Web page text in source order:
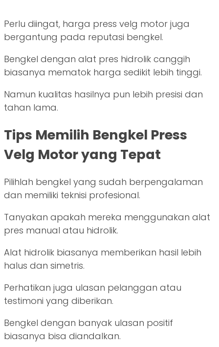
Perlu diingat, harga press velg motor juga
bergantung pada reputasi bengkel.
Bengkel dengan alat pres hidrolik canggih
biasanya mematok harga sedikit lebih tinggi.
Namun kualitas hasilnya pun lebih presisi dan
tahan lama.
Tips Memilih Bengkel Press
Velg Motor yang Tepat
Pilihlah bengkel yang sudah berpengalaman
dan memiliki teknisi profesional.
Tanyakan apakah mereka menggunakan alat
pres manual atau hidrolik.
Alat hidrolik biasanya memberikan hasil lebih
halus dan simetris.
Perhatikan juga ulasan pelanggan atau
testimoni yang diberikan.
Bengkel dengan banyak ulasan positif
biasanya bisa diandalkan.